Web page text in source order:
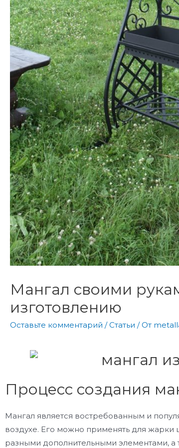
Мангал своими
изготовлению
Оставьте комментарий /Статьи / От
Процесс создания
Мангал является востребованным и
воздухе. Его можно применять для
разными дополнительными элементами,